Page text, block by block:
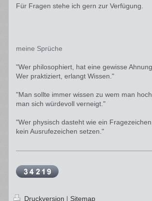
Für Fragen stehe ich gern zur Verfügung.
meine Sprüche
"Wer philosophiert, hat eine gewisse
Wer praktiziert, erlangt Wissen."
"Man sollte immer wissen zu wem man
man sich würdevoll verneigt."
"Wer physisch dasteht wie ein
kein Ausrufezeichen setzen."
Druckversion | Sitemap